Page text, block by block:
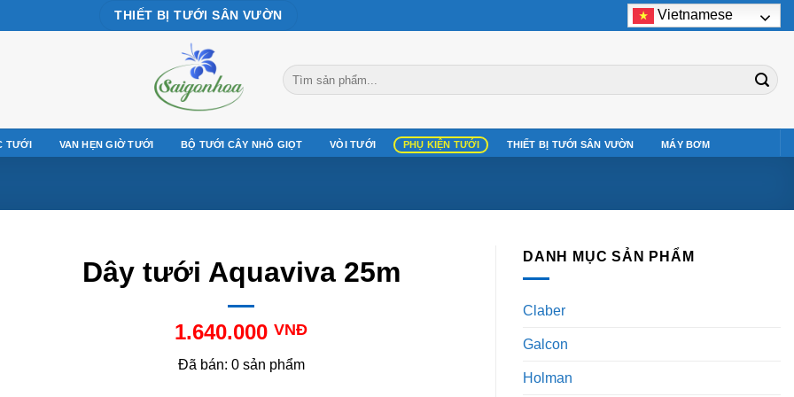
THIẾT BỊ TƯỚI SÂN VƯỜN Vietnamese
Tìm
kiếm:
TƯỚI VAN HẸN GIỜ TƯỚI BỘ TƯỚI CÂY NHỎ GIỌT VÒI TƯỚI PHỤ KIỆN TƯỚI THIẾT BỊ TƯỚI SÂN VƯỜN MÁY BƠM
Dây tưới Aquaviva 25m
1.640.000 VNĐ
Đã bán: 0 sản phẩm
DANH MỤC SẢN PHẨM
Claber
Galcon
Holman